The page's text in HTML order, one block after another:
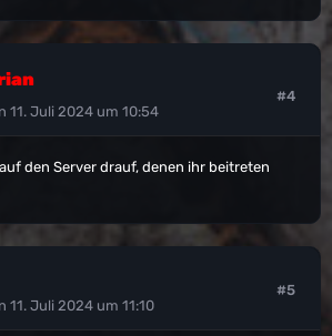
11. Juli 2024 um 10:54
#4
den Server drauf, denen ihr beitreten
11. Juli 2024 um 11:10
#5